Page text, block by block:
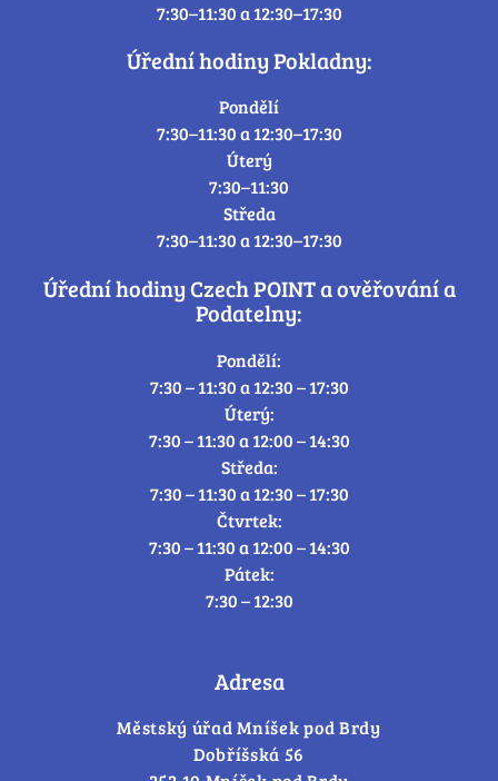
7:30–11:30 a 12:30–17:30
Úřední hodiny Pokladny:
Pondělí
7:30–11:30 a 12:30–17:30
Úterý
7:30–11:30
Středa
7:30–11:30 a 12:30–17:30
Úřední hodiny Czech POINT a ověřování a
Podatelny:
Pondělí:
7:30 – 11:30 a 12:30 – 17:30
Úterý:
7:30 – 11:30 a 12:00 – 14:30
Středa:
7:30 – 11:30 a 12:30 – 17:30
Čtvrtek:
7:30 – 11:30 a 12:00 – 14:30
Pátek:
7:30 – 12:30
Adresa
Městský úřad Mníšek pod Brdy
Dobříšská 56